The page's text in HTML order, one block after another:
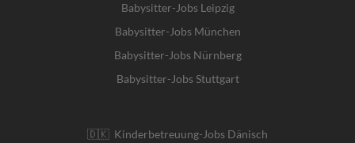
Babysitter-Jobs Leipzig
Babysitter-Jobs München
Babysitter-Jobs Nürnberg
Babysitter-Jobs Stuttgart
🇩🇰 Kinderbetreuung-Jobs Dänisch